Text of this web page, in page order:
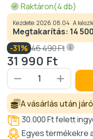
Raktáron 4 db
Kezdete: 2026.08.04 A
Megtakarítás: 14
31
46 490Ft
31 990 Ft
A vásárlás után
30.000 Ft felett
Egyes termékekre